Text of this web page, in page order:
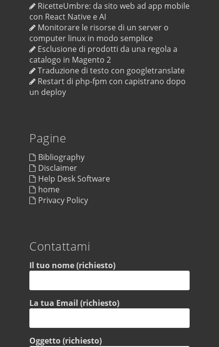
RicetteUmbre: da sito web ad app mobile
con React Native e AI
Monitorare le risorse di un server o
computer linux in modo semplice
Esclusione di prodotti da una regola a
catalogo in Magento 2
Traduzione di testo con googletranslate
Restart di php-fpm con capistrano dopo
un deploy
Pagine
Bibliography
Disclaimer
Help Desk Software
home
Privacy Policy
Contattami
Il tuo nome (richiesto)
La tua Email (richiesto)
Oggetto (richiesto)